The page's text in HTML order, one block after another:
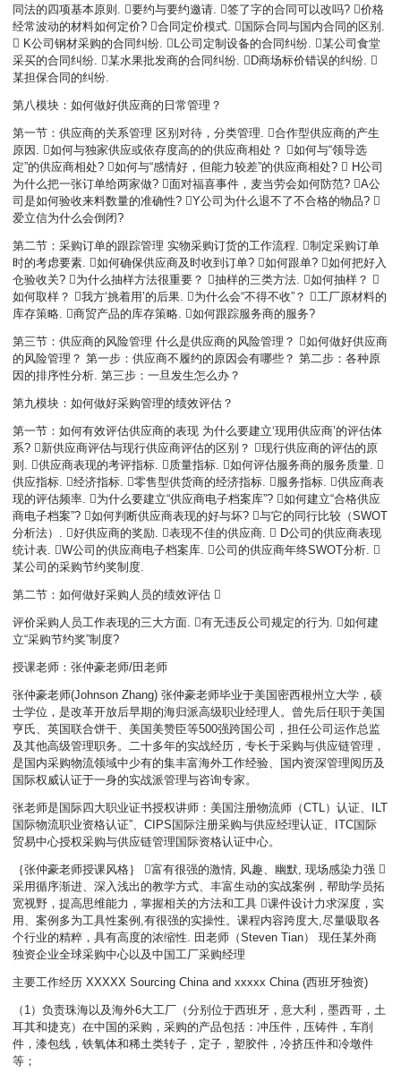
同法的四项基本原则. 要约与要约邀请. 签了字的合同可以改吗? 价格
经常波动的材料如何定价? 合同定价模式. 国际合同与国内合同的区别.
 K公司钢材采购的合同纠纷. L公司定制设备的合同纠纷. 某公司食堂
采买的合同纠纷. 某水果批发商的合同纠纷. D商场标价错误的纠纷. 
某担保合同的纠纷.
第八模块：如何做好供应商的日常管理？
第一节：供应商的关系管理 区别对待，分类管理. 合作型供应商的产生
原因. 如何与独家供应或依存度高的的供应商相处？ 如何与“领导选
定”的供应商相处? 如何与“感情好，但能力较差”的供应商相处?  H公司
为什么把一张订单给两家做? 面对福喜事件，麦当劳会如何防范? A公
司是如何验收来料数量的准确性? Y公司为什么退不了不合格的物品? 
爱立信为什么会倒闭?
第二节：采购订单的跟踪管理 实物采购订货的工作流程. 制定采购订单
时的考虑要素. 如何确保供应商及时收到订单? 如何跟单? 如何把好入
仓验收关? 为什么抽样方法很重要？ 抽样的三类方法. 如何抽样？ 
如何取样？ 我方‘挑着用’的后果. 为什么会“不得不收”？ 工厂原材料的
库存策略. 商贸产品的库存策略. 如何跟踪服务商的服务?
第三节：供应商的风险管理 什么是供应商的风险管理？ 如何做好供应商
的风险管理？ 第一步：供应商不履约的原因会有哪些？ 第二步：各种原
因的排序性分析. 第三步：一旦发生怎么办？
第九模块：如何做好采购管理的绩效评估？
第一节：如何有效评估供应商的表现 为什么要建立‘现用供应商’的评估体
系? 新供应商评估与现行供应商评估的区别？ 现行供应商的评估的原
则. 供应商表现的考评指标. 质量指标. 如何评估服务商的服务质量. 
供应指标. 经济指标. 零售型供货商的经济指标. 服务指标. 供应商表
现的评估频率. 为什么要建立“供应商电子档案库”? 如何建立“合格供应
商电子档案”? 如何判断供应商表现的好与坏? 与它的同行比较（SWOT
分析法）. 好供应商的奖励. 表现不佳的供应商.  D公司的供应商表现
统计表. W公司的供应商电子档案库. 公司的供应商年终SWOT分析. 
某公司的采购节约奖制度.
第二节：如何做好采购人员的绩效评估 
评价采购人员工作表现的三大方面. 有无违反公司规定的行为. 如何建
立“采购节约奖”制度?
授课老师：张仲豪老师/田老师
张仲豪老师(Johnson Zhang) 张仲豪老师毕业于美国密西根州立大学，硕
士学位，是改革开放后早期的海归派高级职业经理人。曾先后任职于美国
亨氏、英国联合饼干、美国美赞臣等500强跨国公司，担任公司运作总监
及其他高级管理职务。二十多年的实战经历，专长于采购与供应链管理，
是国内采购物流领域中少有的集丰富海外工作经验、国内资深管理阅历及
国际权威认证于一身的实战派管理与咨询专家。
张老师是国际四大职业证书授权讲师：美国注册物流师（CTL）认证、ILT
国际物流职业资格认证”、CIPS国际注册采购与供应经理认证、ITC国际
贸易中心授权采购与供应链管理国际资格认证中心。
｛张仲豪老师授课风格｝ 富有很强的激情, 风趣、幽默, 现场感染力强 
采用循序渐进、深入浅出的教学方式、丰富生动的实战案例，帮助学员拓
宽视野，提高思维能力，掌握相关的方法和工具 课件设计力求深度，实
用、案例多为工具性案例,有很强的实操性。课程内容跨度大,尽量吸取各
个行业的精粹，具有高度的浓缩性. 田老师（Steven Tian） 现任某外商
独资企业全球采购中心以及中国工厂采购经理
主要工作经历 XXXXX Sourcing China and xxxxx China (西班牙独资)
（1）负责珠海以及海外6大工厂（分别位于西班牙，意大利，墨西哥，土
耳其和捷克）在中国的采购，采购的产品包括：冲压件，压铸件，车削
件，漆包线，铁氧体和稀土类转子，定子，塑胶件，冷挤压件和冷墩件
等；